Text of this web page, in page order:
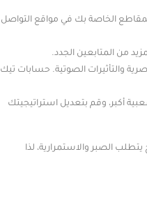
الخاصة بك في مواقع التواصل
من المتابعين الجدد.
والتأثيرات الصوتية. حسابات تيك
أكبر، وقم بتعديل استراتيجيتك
الصبر والاستمرارية، لذا